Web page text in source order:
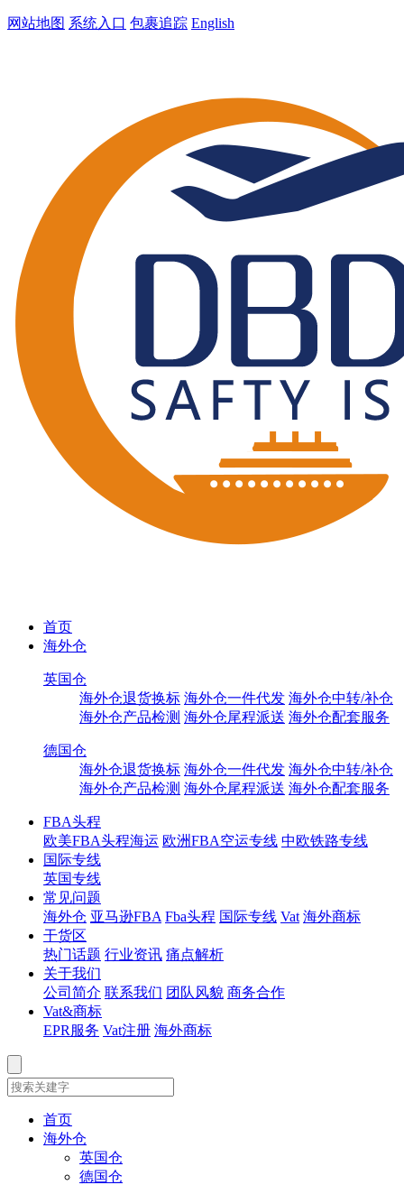
网站地图 系统入口 包裹追踪 English
首页
海外仓
英国仓
海外仓退货换标 海外仓一件代发 海外仓中转/补仓
海外仓产品检测 海外仓尾程派送 海外仓配套服务
德国仓
海外仓退货换标 海外仓一件代发 海外仓中转/补仓
海外仓产品检测 海外仓尾程派送 海外仓配套服务
FBA头程
欧美FBA头程海运 欧洲FBA空运专线 中欧铁路专线
国际专线
英国专线
常见问题
海外仓 亚马逊FBA Fba头程 国际专线 Vat 海外商标
干货区
热门话题 行业资讯 痛点解析
关于我们
公司简介 联系我们 团队风貌 商务合作
Vat&商标
EPR服务 Vat注册 海外商标
首页
海外仓
英国仓
德国仓